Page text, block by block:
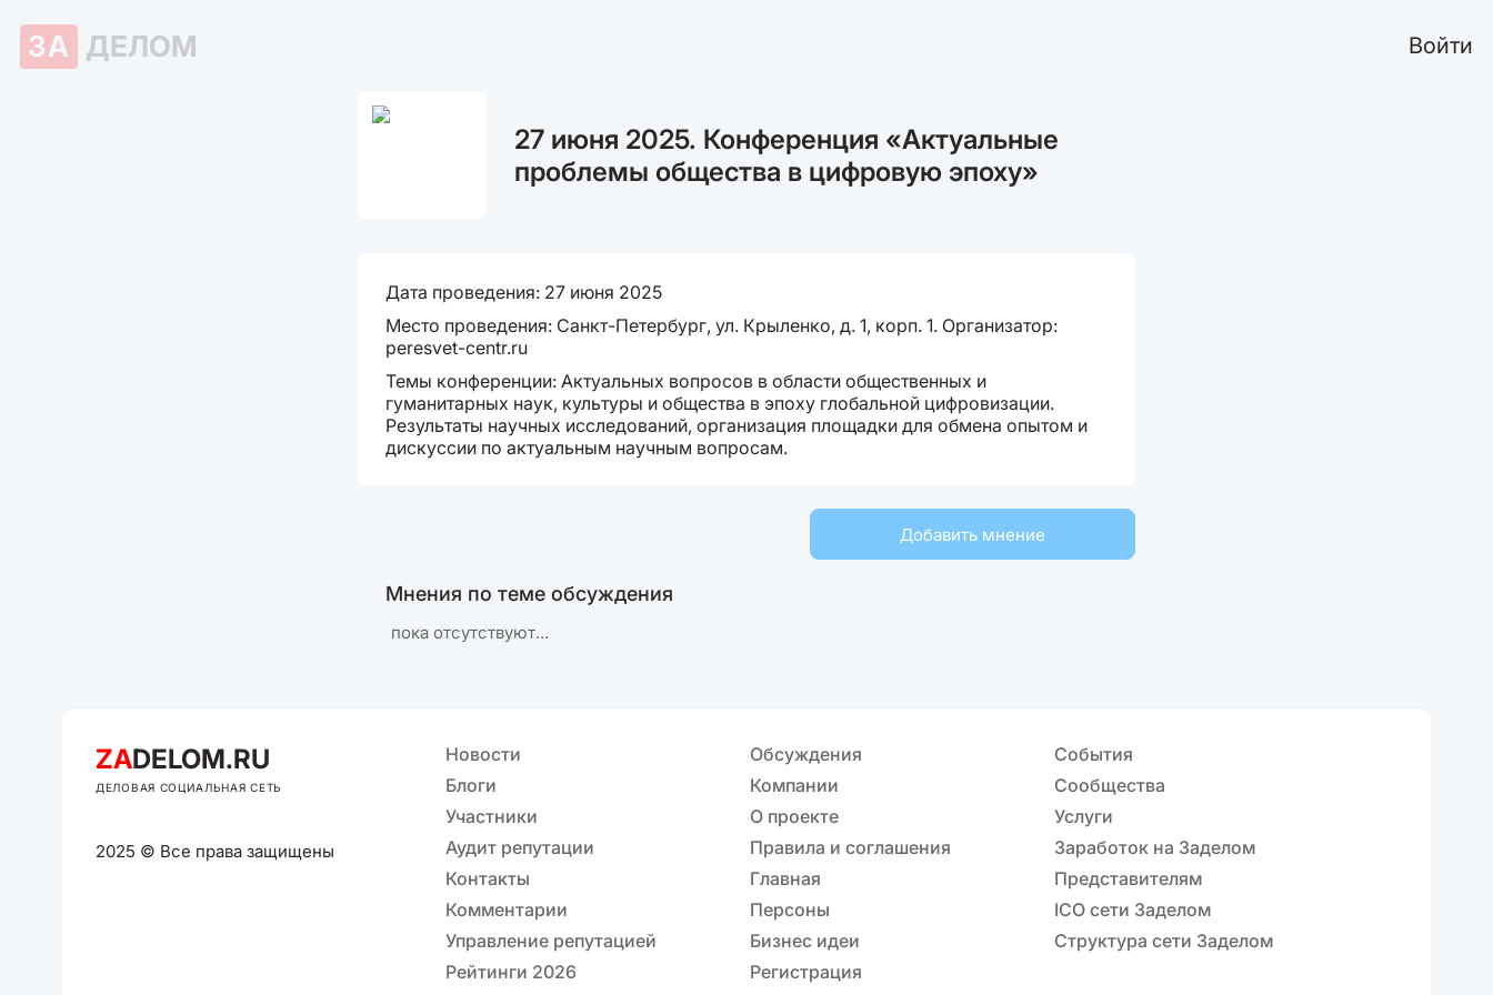
ЗА ДЕЛОМ Войти
27 июня 2025. Конференция «Актуальные
проблемы общества в цифровую эпоху»
Дата проведения: 27 июня 2025
Место проведения: Санкт-Петербург, ул. Крыленко, д. 1, корп. 1. Организатор:
peresvet-centr.ru
Темы конференции: Актуальных вопросов в области общественных и
гуманитарных наук, культуры и общества в эпоху глобальной цифровизации.
Результаты научных исследований, организация площадки для обмена опытом и
дискуссии по актуальным научным вопросам.
Добавить мнение
Мнения по теме обсуждения
пока отсутствуют...
ZADELOM.RU
ДЕЛОВАЯ СОЦИАЛЬНАЯ СЕТЬ
2025 © Все права защищены
Новости Обсуждения
События
Блоги
Компании
Сообщества
Участники
О проекте
Услуги
Аудит репутации
Правила и соглашения
Заработок на Заделом
Контакты
Главная
Представителям
Комментарии
Персоны
ICO сети Заделом
Управление репутацией
Бизнес идеи
Структура сети Заделом
Рейтинги 2026
Регистрация